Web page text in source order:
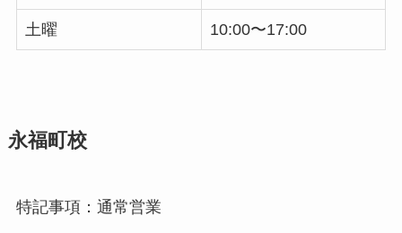
土曜 10:00〜17:00
永福町校
特記事項：通常営業